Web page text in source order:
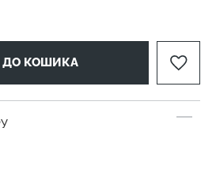
ДО КОШИКА